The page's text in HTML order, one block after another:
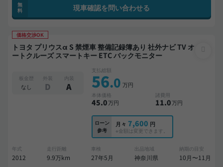
無
料
現車確認を問い合わせる
価格交渉OK
トヨタ プリウスα S 禁煙車 整備記録簿あり 社外ナビ TV オ
ートクルーズ スマートキー ETC バックモニター
板金歴
なし
外装
D
内装
A
支払総額
56.0 万円
本体価格
45.0万円
諸費用
11.0万円
ローン
参考
月々 7,600 円
※金額は変更できます。
年式
2012
走行距離
9.9万km
車検
27年5月
出品地域
神奈川県
納期の目安
10月〜11月